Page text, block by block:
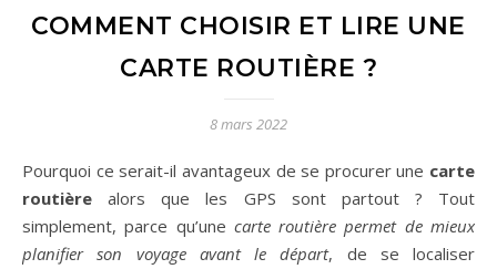
COMMENT CHOISIR ET LIRE UNE
CARTE ROUTIÈRE ?
8 mars 2022
Pourquoi ce serait-il avantageux de se procurer une carte
routière alors que les GPS sont partout ? Tout
simplement, parce qu’une carte routière permet de mieux
planifier son voyage avant le départ, de se localiser